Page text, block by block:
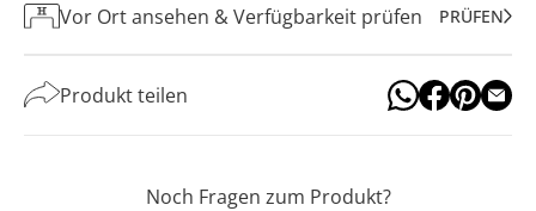
Vor Ort ansehen & Verfügbarkeit prüfen PRÜFEN
Produkt teilen
Noch Fragen zum Produkt?